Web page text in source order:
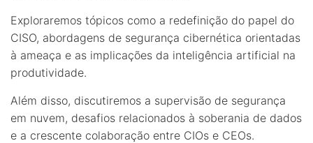
Exploraremos tópicos como a redefinição do papel do
CISO, abordagens de segurança cibernética orientadas
à ameaça e as implicações da inteligência artificial na
produtividade.
Além disso, discutiremos a supervisão de segurança
em nuvem, desafios relacionados à soberania de dados
e a crescente colaboração entre CIOs e CEOs.